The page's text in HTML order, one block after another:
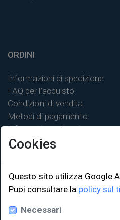
ORDINI
Informazioni di spedizione
FAQ per l'acquisto
Condizioni di vendita
Metodi di pagamento
Informativa sulla privacy
LINK ISTITUZIONALI
Università degli Studi di Trieste
Cookies
Questo sito utilizza Google
Puoi consultare la policy sul
Necessari